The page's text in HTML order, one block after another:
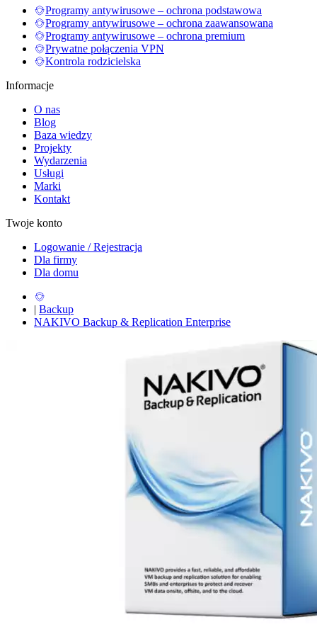
Programy antywirusowe – ochrona podstawowa
Programy antywirusowe – ochrona zaawansowana
Programy antywirusowe – ochrona premium
Prywatne połączenia VPN
Kontrola rodzicielska
Informacje
O nas
Blog
Baza wiedzy
Projekty
Wydarzenia
Usługi
Marki
Kontakt
Twoje konto
Logowanie / Rejestracja
Dla firmy
Dla domu
| Backup
NAKIVO Backup & Replication Enterprise